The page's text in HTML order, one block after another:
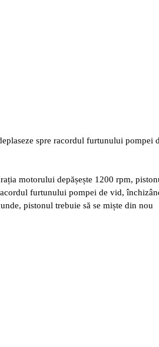
spre racordul furtunului pompei
motorului depășește 1200 rpm,
furtunului pompei de vid,
pistonul trebuie să se miște din nou